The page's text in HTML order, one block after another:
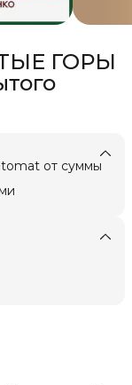
ГОРЫ
от суммы